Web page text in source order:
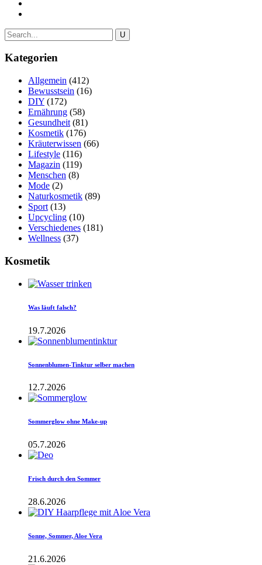
Kategorien
Allgemein (412)
Bewusstsein (16)
DIY (172)
Ernährung (58)
Gesundheit (81)
Kosmetik (176)
Kräuterwissen (66)
Lifestyle (116)
Magazin (119)
Menschen (8)
Mode (2)
Naturkosmetik (89)
Sport (13)
Upcycling (10)
Verschiedenes (181)
Wellness (37)
Kosmetik
Was läuft falsch?
19.7.2026
Sonnenblumen-Tinktur selber machen
12.7.2026
Sommerglow ohne Make-up
05.7.2026
Frisch durch den Sommer
28.6.2026
Sonne, Sommer, Aloe Vera
21.6.2026